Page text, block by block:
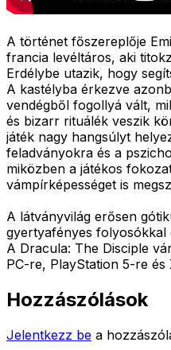
A történet főszereplője
francia levéltáros, aki
Erdélybe utazik, hogy
A kastélyba érkezve
vendégből fogollyá vált,
és bizarr rituálék veszik
játék nagy hangsúlyt
feladványokra és a
miközben a játékos
vámpírképességet is
A látványvilág erősen
gyertyafényes folyosókkal
A Dracula: The Disciple
PC-re, PlayStation 5-re
Hozzászólások
Jelentkezz be a